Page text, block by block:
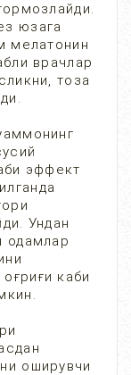
юзага
мелатонин
врачлар
тоза
эффект
Ундан
одамлар
каби
оширувчи